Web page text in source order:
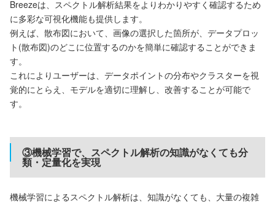
Breezeは、スペクトル解析結果をよりわかりやすく確認するため
に多彩な可視化機能も提供します。
例えば、散布図において、画像の選択した箇所が、データプロッ
ト(散布図)のどこに位置するのかを簡単に確認することができま
す。
これによりユーザーは、データポイントの分布やクラスターを視
覚的にとらえ、モデルを適切に理解し、改善することが可能で
す。
③機械学習で、スペクトル解析の知識がなくても分
類・定量化を実現
機械学習によるスペクトル解析は、知識がなくても、大量の複雑